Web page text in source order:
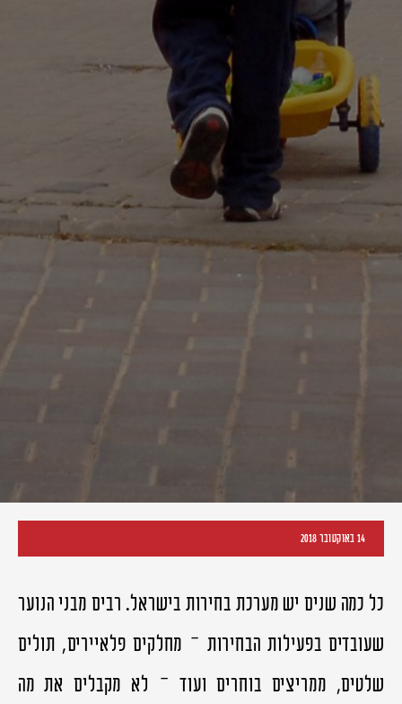
14 באוקטובר 2018
כל כמה שנים יש מערכת בחירות בישראל. רבים מבני הנוער
שעובדים בפעילות הבחירות – מחלקים פלאיירים, תולים
שלטים, ממריצים בוחרים ועוד – לא מקבלים את מה